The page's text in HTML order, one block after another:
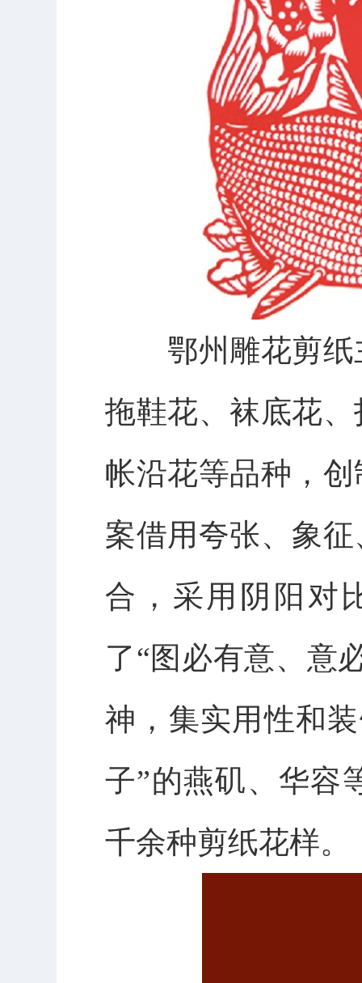
鄂州 雕花剪纸
拖鞋花、袜底花
帐沿花等品种，
案借用夸张、象
合，采用阴阳对
了“图必有意、意
神，集实用性和
子”的燕矶、华容
千余种剪纸花样。